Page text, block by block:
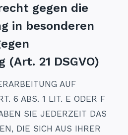
gegen die
in besonderen
21 DSGVO)
AUF
6 ABS. 1 LIT. E ODER F
SIE JEDERZEIT DAS
DIE SICH AUS IHRER